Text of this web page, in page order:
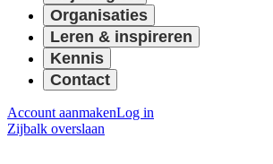
Organisaties
Leren & inspireren
Kennis
Contact
Account aanmakenLog in
Zijbalk overslaan